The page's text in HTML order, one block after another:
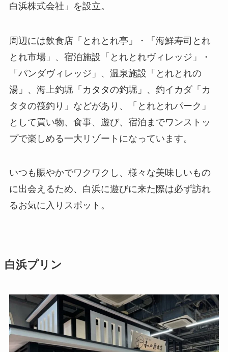
白浜株式会社」を設立。
周辺には飲食店「とれとれ亭」・「海鮮寿司とれ
とれ市場」、宿泊施設「とれとれヴィレッジ」・
「パンダヴィレッジ」、温泉施設「とれとれの
湯」、海上釣堀「カタタの釣堀」、釣イカダ「カ
タタの筏釣り」などがあり、「とれとれパーク」
として買い物、食事、遊び、宿泊までワンストッ
プで楽しめる一大リゾートになっています。
いつも賑やかでワクワクし、様々な美味しいもの
に出会えるため、白浜に遊びに来た際は必ず訪れ
るお気に入りスポット。
白浜プリン